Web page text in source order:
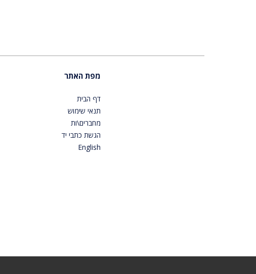
מפת האתר
דף הבית
תנאי שימוש
מחברים\ות
הגשת כתבי יד
English